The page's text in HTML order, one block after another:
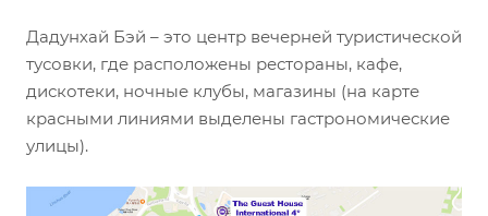
Дадунхай Бэй – это центр вечерней туристической
тусовки, где расположены рестораны, кафе,
дискотеки, ночные клубы, магазины (на карте
красными линиями выделены гастрономические
улицы).